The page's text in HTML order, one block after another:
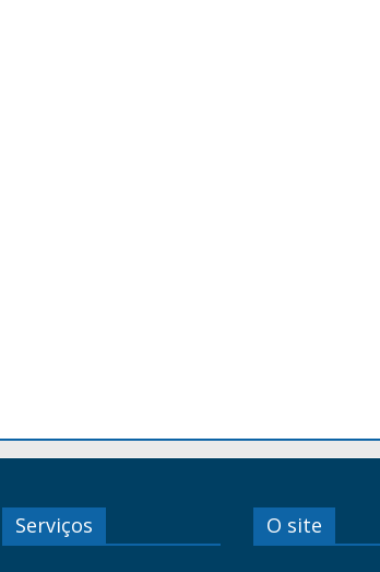
Serviços O site